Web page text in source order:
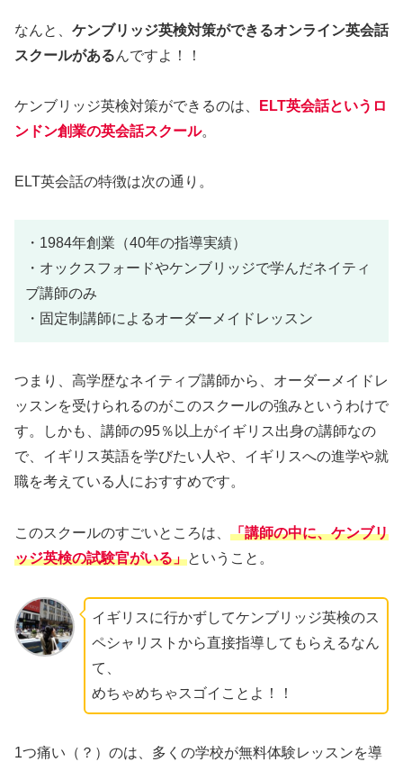
なんと、 ケンブリッジ英検対策ができるオンライン英会話
スクールがあるんですよ！！
ケンブリッジ英検対策ができるのは、
ELT英会話というロ
ンドン創業の英会話スクール。
ELT英会話の特徴は次の通り。
・1984年創業（40年の指導実績）
・オックスフォードやケンブリッジで学んだネイティ
ブ講師のみ
・固定制講師によるオーダーメイドレッスン
つまり、高学歴なネイティブ講師から、オーダーメイドレ
ッスンを受けられるのがこのスクールの強みというわけで
す。しかも、講師の95％以上がイギリス出身の講師なの
で、イギリス英語を学びたい人や、イギリスへの進学や就
職を考えている人におすすめです。
このスクールのすごいところは、 「講師の中に、ケンブリ
ッジ英検の試験官がいる」ということ。
イギリスに行かずしてケンブリッジ英検のス
ペシャリストから直接指導してもらえるなん
て、
めちゃめちゃスゴイことよ！！
1つ痛い（？）のは、多くの学校が無料体験レッスンを導